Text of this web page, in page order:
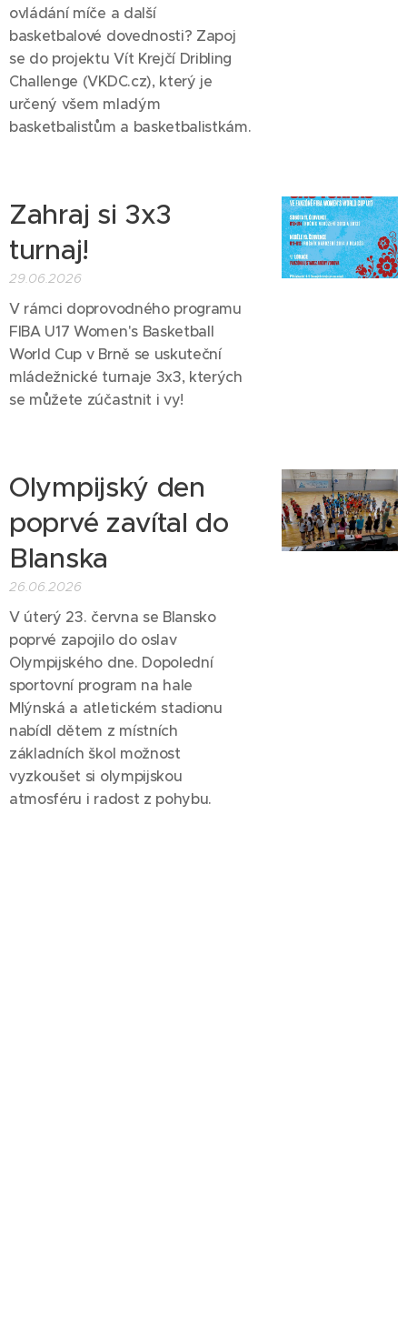
ovládání míče a další
basketbalové dovednosti? Zapoj
se do projektu Vít Krejčí Dribling
Challenge (VKDC.cz), který je
určený všem mladým
basketbalistům a basketbalistkám.
Zahraj si 3x3
turnaj!
29.06.2026
V rámci doprovodného programu
FIBA U17 Women's Basketball
World Cup v Brně se uskuteční
mládežnické turnaje 3x3, kterých
se můžete zúčastnit i vy!
Olympijský den
poprvé zavítal do
Blanska
26.06.2026
V úterý 23. června se Blansko
poprvé zapojilo do oslav
Olympijského dne. Dopolední
sportovní program na hale
Mlýnská a atletickém stadionu
nabídl dětem z místních
základních škol možnost
vyzkoušet si olympijskou
atmosféru i radost z pohybu.